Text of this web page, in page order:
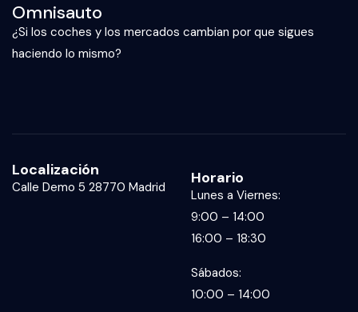
Omnisauto
¿Si los coches y los mercados cambian por que sigues
haciendo lo mismo?
Localización
Calle Demo 5 28770 Madrid Horario
Lunes a Viernes:
9:00 – 14:00
16:00 – 18:30
Sábados:
10:00 – 14:00